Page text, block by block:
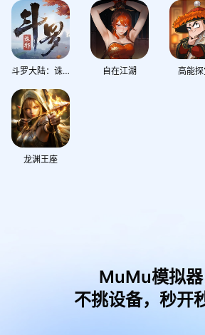
斗罗大陆：诛邪传说 自在江湖 高能探
龙渊王座
MuMu模拟器
不挑设备，秒开